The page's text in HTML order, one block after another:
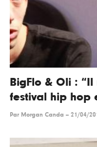
BigFlo & Oli :
festival hip hop
Par Morgan Canda -- 21/04/